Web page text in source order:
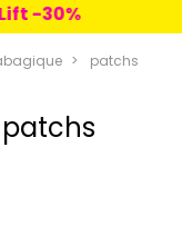
-30%
patchs
patchs